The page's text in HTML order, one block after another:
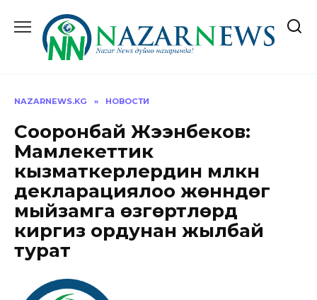
содержанию
NAZARNEWS.KG » НОВОСТИ
Сооронбай Жээнбеков:
Мамлекеттик
кызматкерлердин мүлкүн
декларациялоо жөнүндөгү
мыйзамга өзгөртүүлөрдү
киргизүү ордунан жылбай
турат